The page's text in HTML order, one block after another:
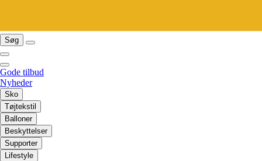
Søg
Gode tilbud
Nyheder
Sko
Tøjtekstil
Balloner
Beskyttelser
Supporter
Lifestyle